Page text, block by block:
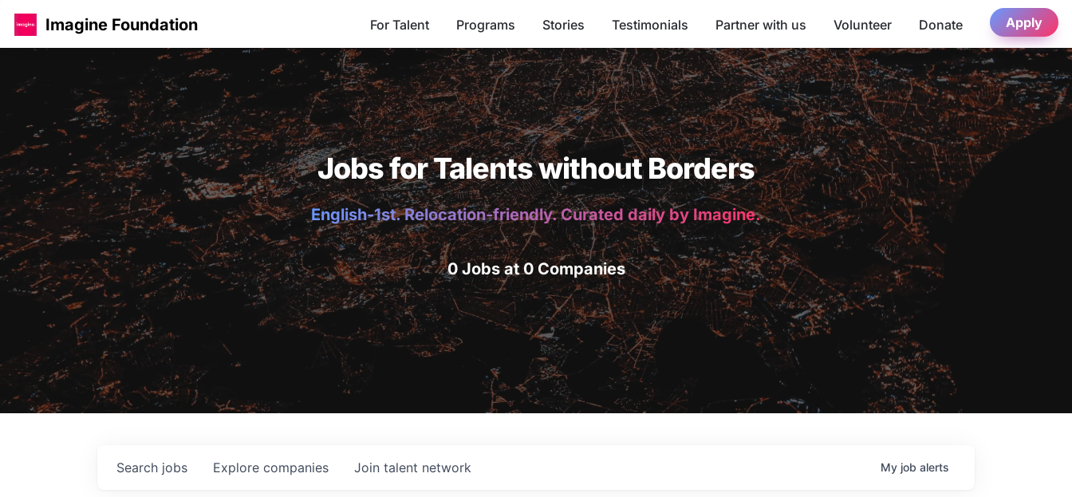
Imagine Foundation For Talent Programs Stories Testimonials Partner with us Volunteer Donate Apply
Jobs for Talents without Borders
English-1st. Relocation-friendly. Curated daily by Imagine.
0 Jobs at 0 Companies
Search jobs Explore companies Join talent network My job alerts